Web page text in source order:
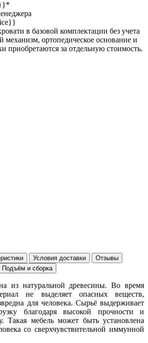
в базовой комплектации без учета
механизм, ортопедическое основание и
приобретаются за отдельную стоимость.
Условия доставки
Отзывы
Подъём и сборка
из натуральной древесины. Во время
не выделяет опасных веществ,
для человека. Сырьё выдерживает
благодаря высокой прочности и
Такая мебель может быть установлена
со сверхчувствительной иммунной